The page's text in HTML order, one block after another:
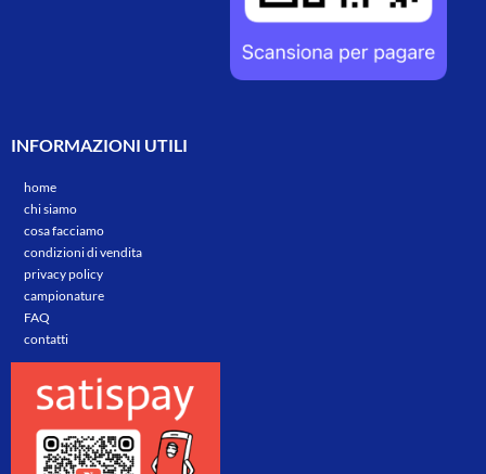
INFORMAZIONI UTILI
home
chi siamo
cosa facciamo
condizioni di vendita
privacy policy
campionature
FAQ
contatti